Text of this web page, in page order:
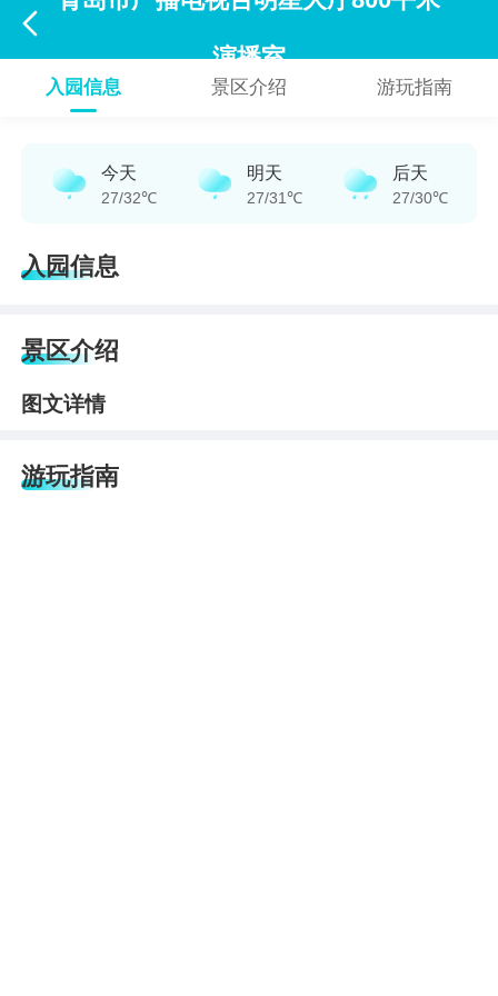

演播室
入园信息 景区介绍 游玩指南
今天
27/32℃
明天
27/31℃
后天
27/30℃
入园信息
景区介绍
图文详情
游玩指南